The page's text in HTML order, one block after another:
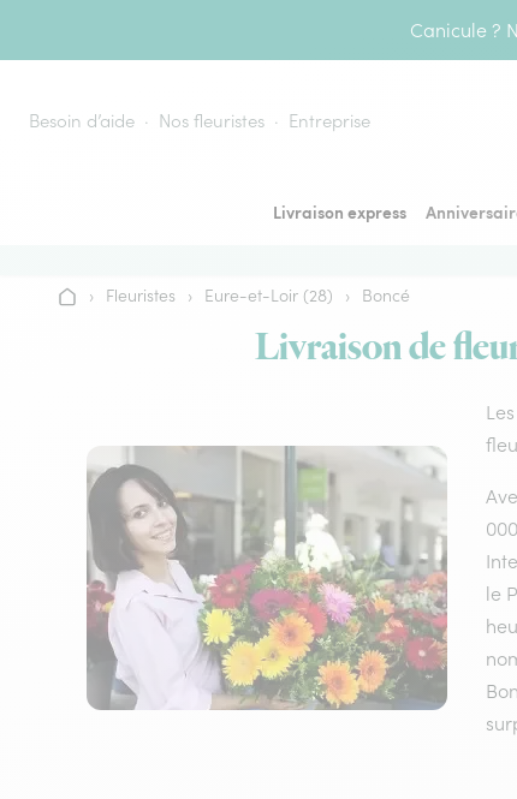
Canicule ?
Besoin d’aide Nos fleuristes Entreprise
Livraison express
Accueil
› Fleuristes › Eure-et-Loir (28) › Boncé
Livraison de
le